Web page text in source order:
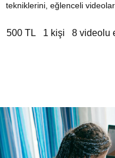
tekniklerini, eğlenceli
500 TL 1 kişi 8 videolu